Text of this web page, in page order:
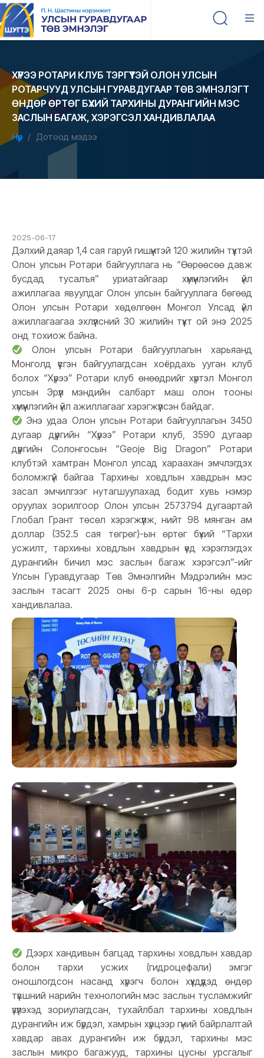
ХҮРЭЭ РОТАРИ КЛУБ ТЭРГҮҮТЭЙ ОЛОН УЛСЫН
РОТАРЧУУД УЛСЫН ГУРАВДУГААР ТӨВ ЭМНЭЛЭГТ
ӨНДӨР ӨРТӨГ БҮХИЙ ТАРХИНЫ ДУРАНГИЙН МЭС
ЗАСЛЫН БАГАЖ, ХЭРЭГСЭЛ ХАНДИВЛАЛАА
Нүүр Дотоод мэдээ
2025-06-17
Дэлхий даяар 1,4 сая гаруй гишүүнтэй 120 жилийн түүхтэй
Олон улсын Ротари байгууллага нь “Өөрөөсөө давж
бусдад тусалъя” уриатайгаар хүмүүнлэгийн үйл
ажиллагаа явуулдаг Олон улсын байгууллага бөгөөд
Олон улсын Ротари хөдөлгөөн Монгол Улсад үйл
ажиллагаагаа эхлүүлсний 30 жилийн түүхт ой энэ 2025
онд тохиож байна.
Олон улсын Ротари байгууллагын харьяанд
Монголд үүсгэн байгуулагдсан хоёрдахь ууган клуб
болох “Хүрээ” Ротари клуб өнөөдрийг хүртэл Монгол
улсын Эрүүл мэндийн салбарт маш олон тооны
хүмүүнлэгийн үйл ажиллагааг хэрэгжүүлсэн байдаг.
Энэ удаа Олон улсын Ротари байгууллагын 3450
дугаар дүүргийн “Хүрээ” Ротари клуб, 3590 дугаар
дүүргийн Солонгосын “Geoje Big Dragon” Ротари
клубтэй хамтран Монгол улсад хараахан эмчлэгдэх
боломжгүй байгаа Тархины ховдлын хавдрын мэс
засал эмчилгээг нутагшуулахад бодит хувь нэмэр
оруулах зорилгоор Олон улсын 2573794 дугаартай
Глобал Грант төсөл хэрэгжүүлж, нийт 98 мянган ам
доллар (352.5 сая төгрөг)-ын өртөг бүхий “Тархи
усжилт, тархины ховдлын хавдрын үед хэрэглэгдэх
дурангийн бичил мэс заслын багаж хэрэгсэл”-ийг
Улсын Гуравдугаар Төв Эмнэлгийн Мэдрэлийн мэс
заслын тасагт 2025 оны 6-р сарын 16-ны өдөр
хандивлалаа.
Дээрх хандивын багцад тархины ховдлын хавдар
болон тархи усжих (гидроцефали) эмгэг
оношлогдсон насанд хүрэгч болон хүүхдүүдэд өндөр
түвшний нарийн технологийн мэс заслын тусламжийг
үзүүлэхэд зориулагдсан, тухайлбал тархины ховдлын
дурангийн иж бүрдэл, хамрын хүрцээр гүний байрлалтай
хавдар авах дурангийн иж бүрдэл, тархины мэс
заслын микро багажууд, тархины цусны урсгалыг